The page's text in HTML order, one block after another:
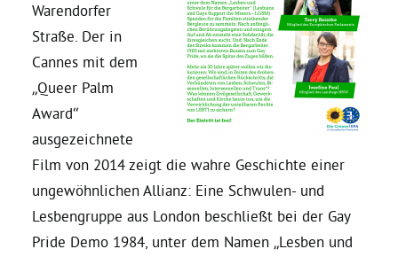
Ratsfraktion
Ratsmitglieder 2025 – 2030
Fraktionsgeschäftsstelle
Bezirksvertretungen
Warendorfer
Straße. Der in
Cannes mit dem
„Queer Palm
Award“
ausgezeichnete
Film von 2014 zeigt die wahre Geschichte einer
ungewöhnlichen Allianz: Eine Schwulen- und
Lesbengruppe aus London beschließt bei der Gay
Pride Demo 1984, unter dem Namen „Lesben und